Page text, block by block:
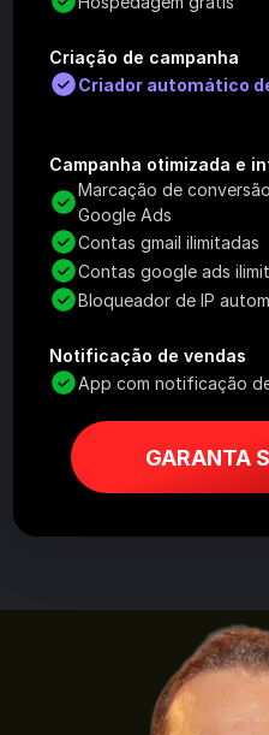
Criação de campanha
Criador automático
Campanha otimizada e
Marcação de
Google Ads
Contas gmail ilimitadas
Contas google ads
Bloqueador de IP
Notificação de vendas
App com notificação
GARANTA